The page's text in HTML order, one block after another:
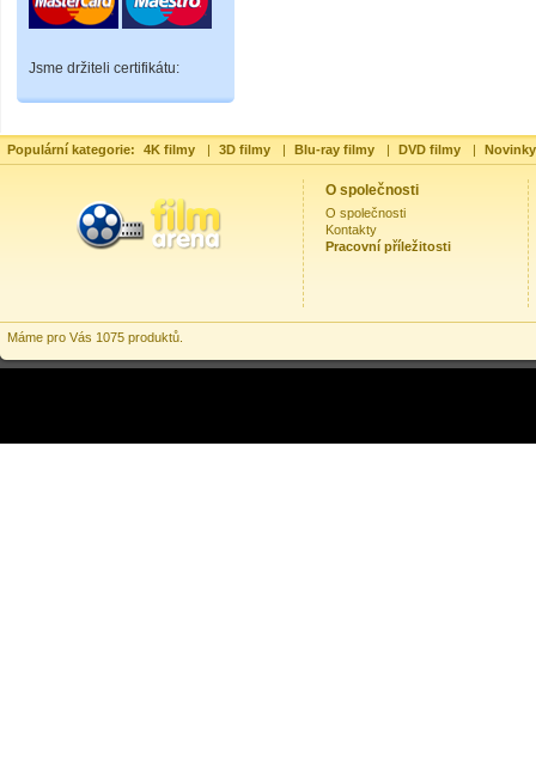
Jsme držiteli certifikátu:
Populární kategorie: 4K filmy | 3D filmy | Blu-ray filmy | DVD filmy |
O společnosti
O společnosti
Kontakty
Pracovní příležitosti
Máme pro Vás 1075 produktů.